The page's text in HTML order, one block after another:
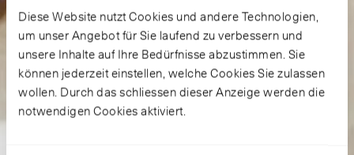
Diese Website nutzt Cookies und andere Technologien,
um unser Angebot für Sie laufend zu verbessern und
unsere Inhalte auf Ihre Bedürfnisse abzustimmen. Sie
können jederzeit einstellen, welche Cookies Sie zulassen
wollen. Durch das schliessen dieser Anzeige werden die
notwendigen Cookies aktiviert.